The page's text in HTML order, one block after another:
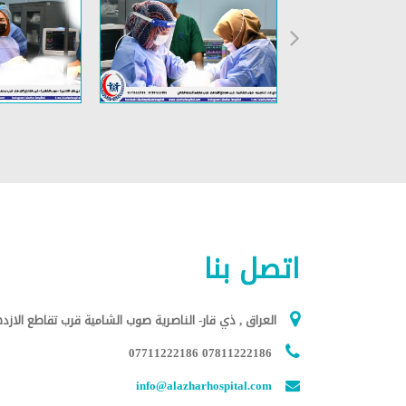
اتصل بنا
العراق , ذي قار- الناصرية صوب الشامية قرب تقاطع
07811222186 07711222186
info@alazharhospital.com